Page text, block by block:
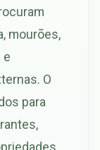
mourões,
e
O
para